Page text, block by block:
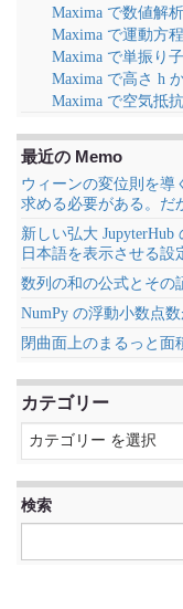
Maxima で数値解析
Maxima で運動方
Maxima で単振り
Maxima で高さ h
Maxima で空気抵
最近の Memo
ウィーンの変位則を導
求める必要がある。
新しい弘大 JupyterHub
日本語を表示させる設
数列の和の公式とその
NumPy の浮動小数点
閉曲面上のまるっと面
カテゴリー
検索